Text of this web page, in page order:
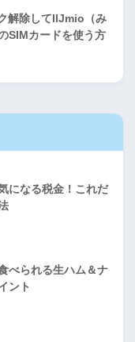
解除してIIJmio（み
SIMカードを使う方
になる税金！これだ
べられる生ハム＆ナ
ント